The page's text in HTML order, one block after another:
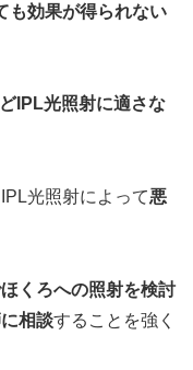
も効果が得られない
IPL光照射に適さな
光照射によって悪
くろへの照射を検討
相談することを強く